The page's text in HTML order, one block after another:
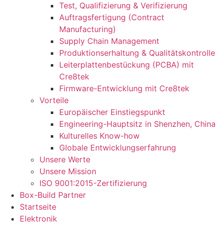
Test, Qualifizierung & Verifizierung
Auftragsfertigung (Contract
Manufacturing)
Supply Chain Management
Produktionserhaltung & Qualitätskontrolle
Leiterplattenbestückung (PCBA) mit
Cre8tek
Firmware-Entwicklung mit Cre8tek
Vorteile
Europäischer Einstiegspunkt
Engineering-Hauptsitz in Shenzhen, China
Kulturelles Know-how
Globale Entwicklungserfahrung
Unsere Werte
Unsere Mission
ISO 9001:2015-Zertifizierung
Box-Build Partner
Startseite
Elektronik